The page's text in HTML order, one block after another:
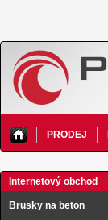
PRODEJ
Internetový obchod
Brusky na beton